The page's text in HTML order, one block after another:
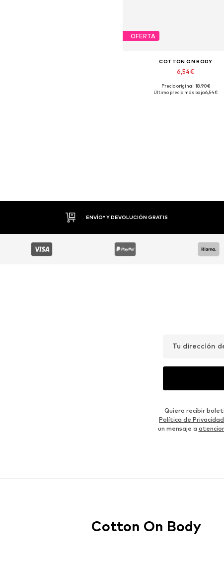
OFERTA
COTTON ON BODY
6,54€
Tallas disponibles: S, M
Precio original: 18,90€
Último precio más bajo:6,54€
DEVOLUCIONES HASTA 30 DÍAS
Tu dirección
Quiero recibir
Política de Privacidad
un mensaje a
Cotton On Body